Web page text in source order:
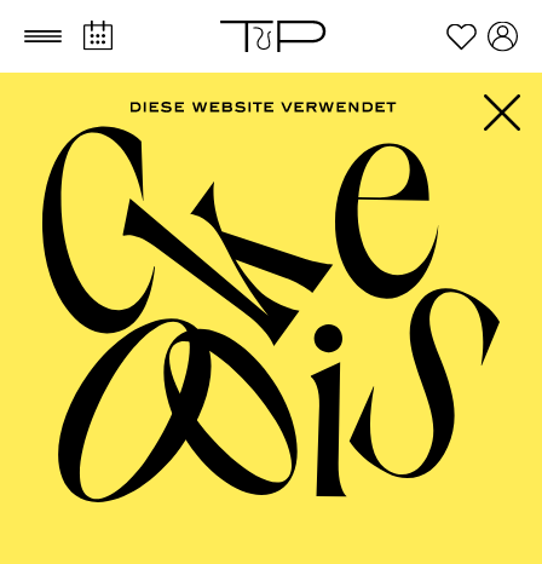
Zum Hauptinhalt springen Zum Footer springen
Emir Medić
VITA
Emir Medić ist ein deutsch-bosnischer Kostümbildner
und Modedesigner für Theater-, Musik- und
Fotoproduktionen. Seine Entwürfe, etwa fürs
Schauspielhaus Zürich, Junges Schauspielhaus
Hamburg, Schauspielhaus Bochum und Schauspiel
Essen, spiegeln oft die schöpferische Zerrissenheit
zwischen Kulturen, Tradition und Erneuerung und sind
auch Ausdruck von Vielfalt. Medić arbeitet mit